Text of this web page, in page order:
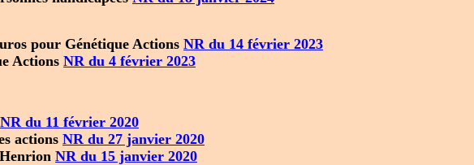
pour Génétique Actions NR du 14 février 2023
Actions NR du 4 février 2023
NR du 11 février 2020
actions NR du 27 janvier 2020
NR du 15 janvier 2020